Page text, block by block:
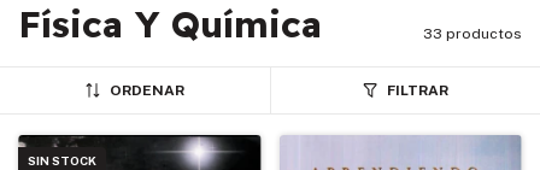
Física Y Química 33 productos
ORDENAR FILTRAR
SIN STOCK